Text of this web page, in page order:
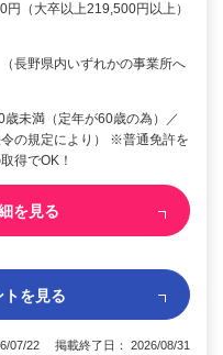
（大卒以上219,500円以上）
長野県内いずれかの事業所へ
未満（定年が60歳の為）／
の規定により） ※普通免許を
得でOK！
を見る
を見る
07/22 掲載終了日： 2026/08/31